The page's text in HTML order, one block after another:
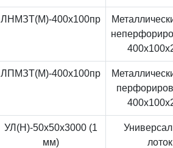
ЛНМЗТ(М)-400x100пр
ЛПМЗТ(М)-400x100пр
УЛ(Н)-50x50x3000 (1
мм)
лоток